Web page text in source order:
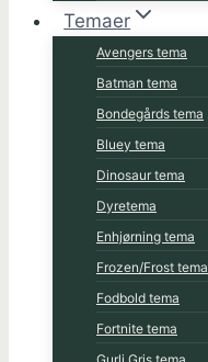
Temaer
Avengers tema
Batman tema
Bondegårds tema
Bluey tema
Dinosaur tema
Dyretema
Enhjørning tema
Frozen/Frost tema
Fodbold tema
Fortnite tema